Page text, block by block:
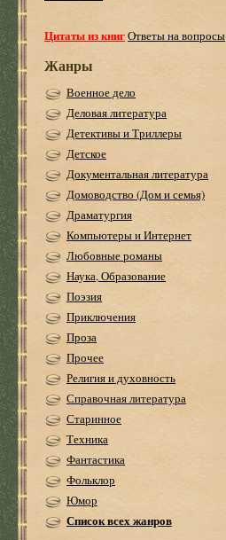
Цитаты из книгОтветы на вопросы
Жанры
Военное дело
Деловая литература
Детективы и Триллеры
Детское
Документальная литература
Домоводство (Дом и семья)
Драматургия
Компьютеры и Интернет
Любовные романы
Наука, Образование
Поэзия
Приключения
Проза
Прочее
Религия и духовность
Справочная литература
Старинное
Техника
Фантастика
Фольклор
Юмор
Список всех жанров